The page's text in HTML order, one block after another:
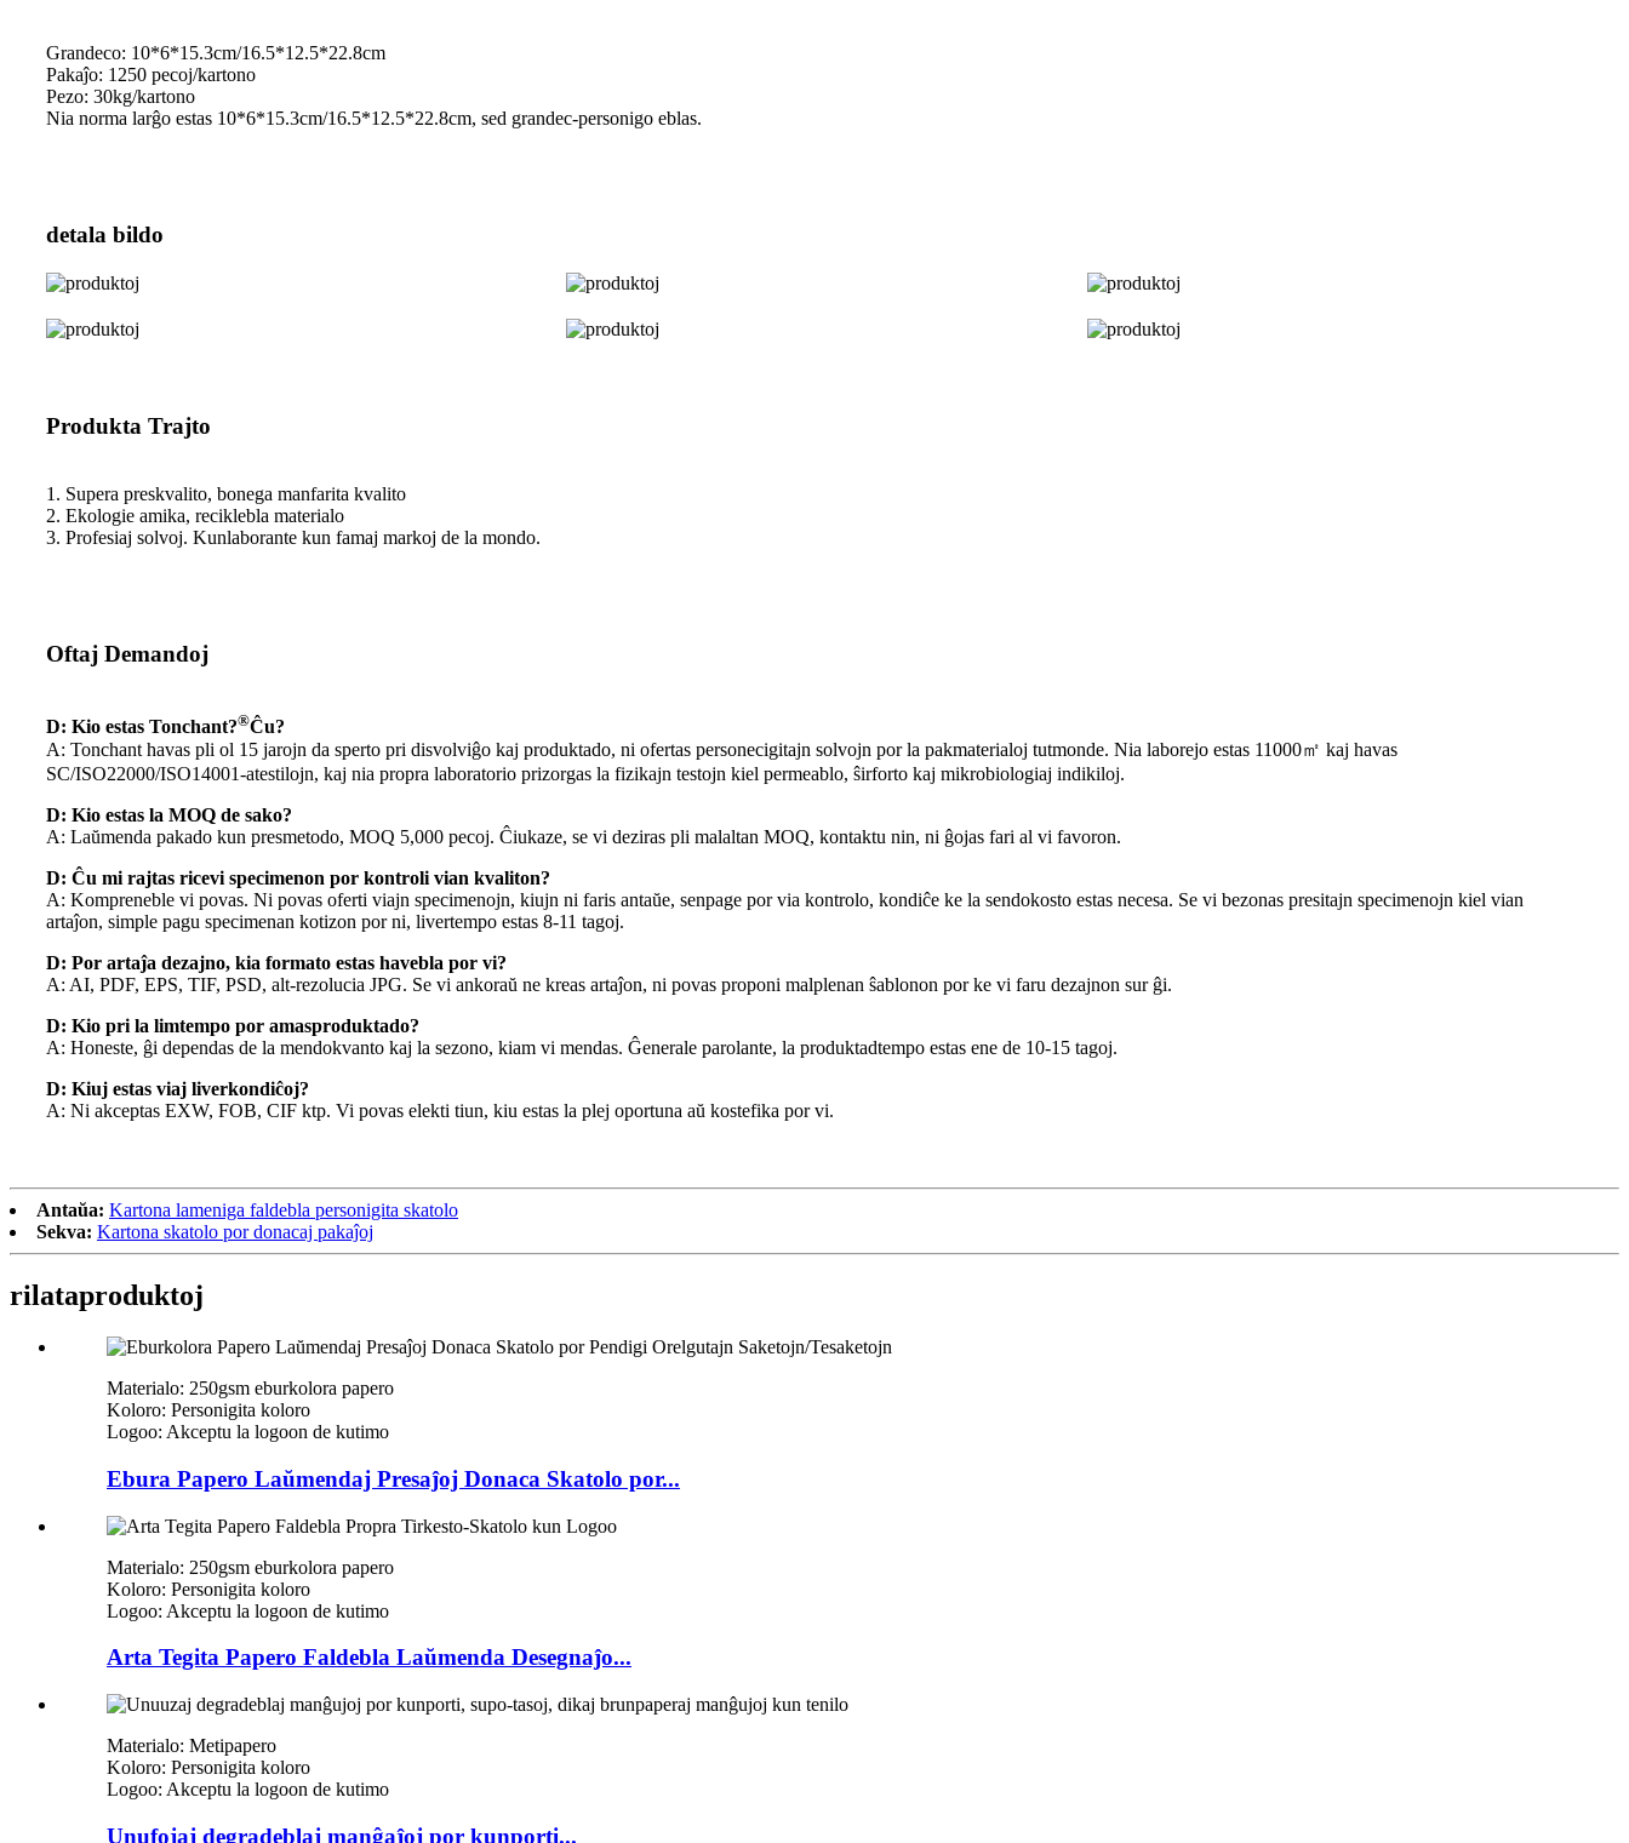
Grandeco: 10*6*15.3cm/16.5*12.5*22.8cm
Pakaĵo: 1250 pecoj/kartono
Pezo: 30kg/kartono
Nia norma larĝo estas 10*6*15.3cm/16.5*12.5*22.8cm, sed grandec-personigo eblas.
detala bildo
Produkta Trajto
1. Supera preskvalito, bonega manfarita kvalito
2. Ekologie amika, reciklebla materialo
3. Profesiaj solvoj. Kunlaborante kun famaj markoj de la mondo.
Oftaj Demandoj
D: Kio estas Tonchant?®Ĉu?
A: Tonchant havas pli ol 15 jarojn da sperto pri disvolviĝo kaj produktado, ni ofertas personecigitajn solvojn por la pakmaterialoj tutmonde. Nia laborejo estas 11000㎡ kaj havas
SC/ISO22000/ISO14001-atestilojn, kaj nia propra laboratorio prizorgas la fizikajn testojn kiel permeablo, ŝirforto kaj mikrobiologiaj indikiloj.
D: Kio estas la MOQ de sako?
A: Laŭmenda pakado kun presmetodo, MOQ 5,000 pecoj. Ĉiukaze, se vi deziras pli malaltan MOQ, kontaktu nin, ni ĝojas fari al vi favoron.
D: Ĉu mi rajtas ricevi specimenon por kontroli vian kvaliton?
A: Kompreneble vi povas. Ni povas oferti viajn specimenojn, kiujn ni faris antaŭe, senpage por via kontrolo, kondiĉe ke la sendokosto estas necesa. Se vi bezonas presitajn specimenojn kiel vian
artaĵon, simple pagu specimenan kotizon por ni, livertempo estas 8-11 tagoj.
D: Por artaĵa dezajno, kia formato estas havebla por vi?
A: AI, PDF, EPS, TIF, PSD, alt-rezolucia JPG. Se vi ankoraŭ ne kreas artaĵon, ni povas proponi malplenan ŝablonon por ke vi faru dezajnon sur ĝi.
D: Kio pri la limtempo por amasproduktado?
A: Honeste, ĝi dependas de la mendokvanto kaj la sezono, kiam vi mendas. Ĝenerale parolante, la produktadtempo estas ene de 10-15 tagoj.
D: Kiuj estas viaj liverkondiĉoj?
A: Ni akceptas EXW, FOB, CIF ktp. Vi povas elekti tiun, kiu estas la plej oportuna aŭ kostefika por vi.
Antaŭa: Kartona lameniga faldebla personigita skatolo
Sekva: Kartona skatolo por donacaj pakaĵoj
rilataproduktoj
Materialo: 250gsm eburkolora papero
Koloro: Personigita koloro
Logoo: Akceptu la logoon de kutimo
Ebura Papero Laŭmendaj Presaĵoj Donaca Skatolo por...
Materialo: 250gsm eburkolora papero
Koloro: Personigita koloro
Logoo: Akceptu la logoon de kutimo
Arta Tegita Papero Faldebla Laŭmenda Desegnaĵo...
Materialo: Metipapero
Koloro: Personigita koloro
Logoo: Akceptu la logoon de kutimo
Unufojaj degradeblaj manĝaĵoj por kunporti...